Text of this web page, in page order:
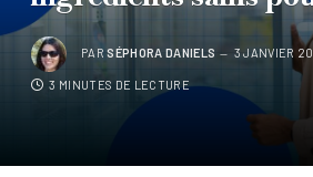
PAR SÉPHORA DANIELS 3 JANVIER
3 MINUTES DE LECTURE